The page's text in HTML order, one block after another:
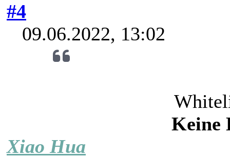
#4
09.06.2022, 13:02
Keine
Xiao Hua